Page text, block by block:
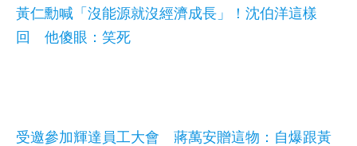
黃仁勳喊「沒能源就沒經濟成長」！沈伯洋這樣
回 他傻眼：笑死
受邀參加輝達員工大會 蔣萬安贈這物：自爆跟黃